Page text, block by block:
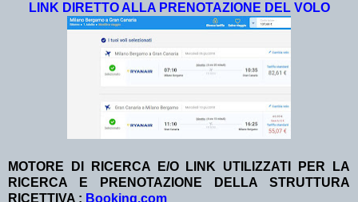
LINK DIRETTO ALLA PRENOTAZIONE DEL VOLO
MOTORE DI RICERCA E/O LINK UTILIZZATI PER LA
RICERCA E PRENOTAZIONE DELLA STRUTTURA
RICETTIVA : Booking.com